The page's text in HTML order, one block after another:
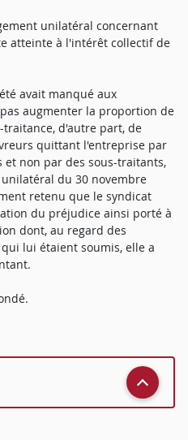
unilatéral concernant
atteinte à l'intérêt collectif de
avait manqué aux
augmenter la proportion de
traitance, d'autre part, de
quittant l'entreprise par
non par des sous-traitants,
du 30 novembre
retenu que le syndicat
du préjudice ainsi porté à
dont, au regard des
lui étaient soumis, elle a